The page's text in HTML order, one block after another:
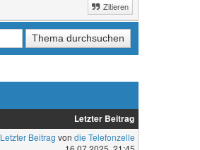
Zitieren
Letzter Beitrag
Letzter Beitrag von die Telefonzelle